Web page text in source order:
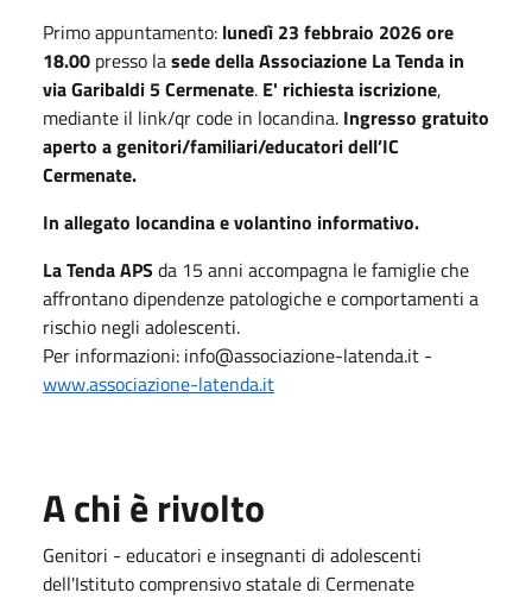
Primo appuntamento: lunedì 23 febbraio 2026 ore
18.00 presso lasede della Associazione La Tenda in
via Garibaldi 5 Cermenate. E' richiesta iscrizione,
mediante il link/qr code in locandina. Ingresso gratuito
aperto a genitori/familiari/educatori dell’IC
Cermenate.
In allegato locandina e volantino informativo.
La Tenda APS da 15 anni accompagna le famiglie che
affrontano dipendenze patologiche e comportamenti a
rischio negli adolescenti.
Per informazioni: info@associazione-latenda.it -
www.associazione-latenda.it
A chi è rivolto
Genitori - educatori e insegnanti di adolescenti
dell'Istituto comprensivo statale di Cermenate